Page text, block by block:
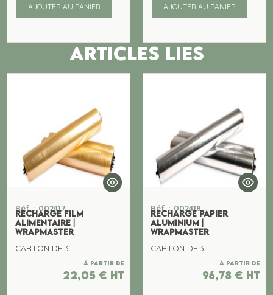
AJOUTER AU PANIER AJOUTER AU PANIER
ARTICLES LIES
Réf. : 002417
RECHARGE FILM
ALIMENTAIRE |
WRAPMASTER
CARTON DE 3
À partir de
22,05 € ht
Réf. : 002418
RECHARGE PAPIER
ALUMINIUM |
WRAPMASTER
CARTON DE 3
À partir de
96,78 € ht